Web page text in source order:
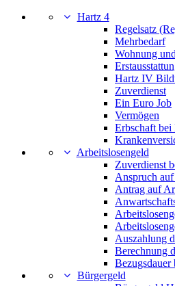
Hartz 4
Regelsatz
Mehrbedarf
Wohnung
Hartz IV
Zuverdienst
Ein Euro Job
Vermögen
Erbschaft
Arbeitslosengeld
Zuverdienst
Anspruch
Antrag auf
Auszahlung
Berechnung
Bezugsdauer
Bürgergeld